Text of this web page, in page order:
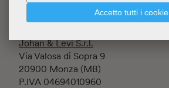
Accetto tutti i cookie
Johan & Levi S.r.l.
Via Valosa di Sopra 9
20900 Monza (MB)
P.IVA 04694010960